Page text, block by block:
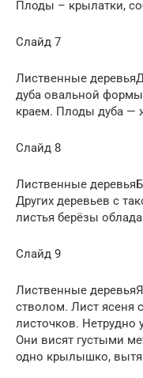
Плоды – крылатки,
Слайд 7
Лиственные
дуба овальной
краем. Плоды дуба —
Слайд 8
Лиственные
Других деревьев с
листья берёзы
Слайд 9
Лиственные
стволом. Лист ясеня
листочков. Нетрудно
Они висят густыми
одно крылышко,